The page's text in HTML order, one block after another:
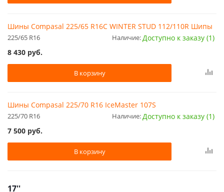
Шины Compasal 225/65 R16C WINTER STUD 112/110R Шипы
225/65 R16 Наличие:Доступно к заказу (1)
8 430 руб.
В корзину
Шины Compasal 225/70 R16 IceMaster 107S
225/70 R16 Наличие:Доступно к заказу (1)
7 500 руб.
В корзину
17''